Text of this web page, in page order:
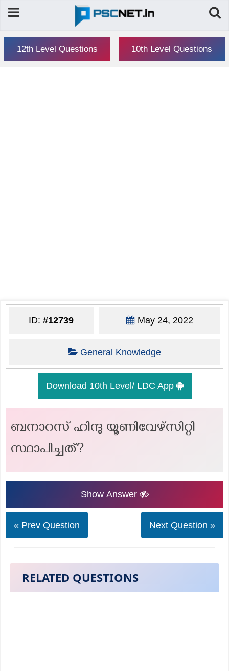
12th Level Questions 10th Level Questions
ID:#12739 May 24, 2022
General Knowledge
Download 10th Level/ LDC App
ബനാറസ് ഹിന്ദു യൂണിവേഴ്സിറ്റി
സ്ഥാപിച്ചത്?
Show Answer
« Prev Question Next Question »
RELATED QUESTIONS